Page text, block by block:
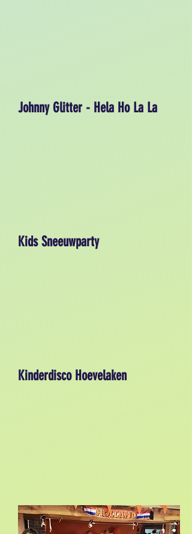
Johnny Glitter - Hela Ho La La
Kids Sneeuwparty
Kinderdisco Hoevelaken